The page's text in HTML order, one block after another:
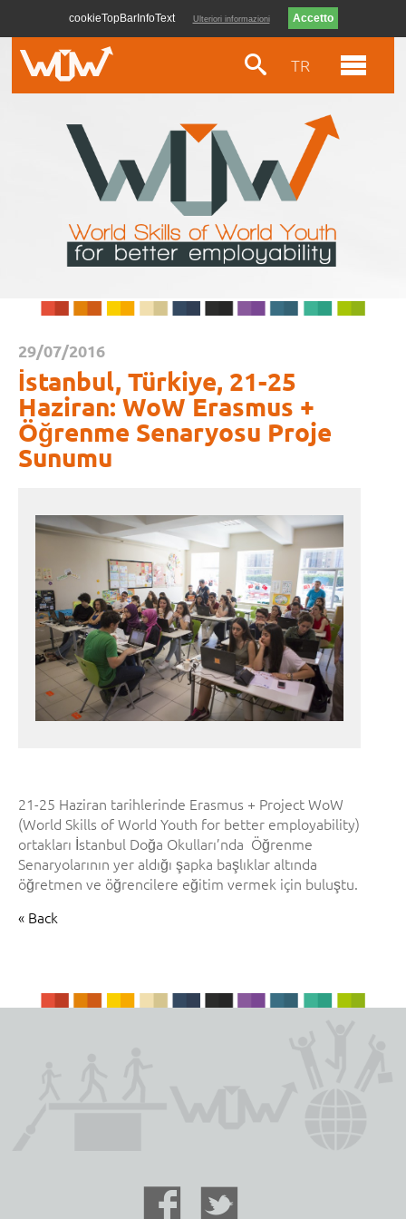
TR
29/07/2016
İstanbul, Türkiye, 21-25
Haziran: WoW Erasmus +
Öğrenme Senaryosu Proje
Sunumu
21-25 Haziran tarihlerinde Erasmus + Project WoW
(World Skills of World Youth for better employability)
ortakları İstanbul Doğa Okulları’nda Öğrenme
Senaryolarının yer aldığı şapka başlıklar altında
öğretmen ve öğrencilere eğitim vermek için buluştu.
« Back
cookieTopBarInfoText Ulteriori informazioni